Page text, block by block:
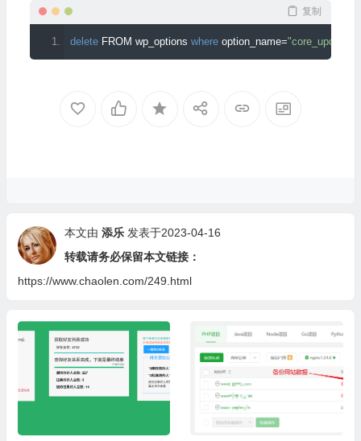
复制
delete FROM wp_options where option_name=
本文由 添乐 发表于2023-04-16
转载请务必保留本文链接：
https://www.chaolen.com/249.html